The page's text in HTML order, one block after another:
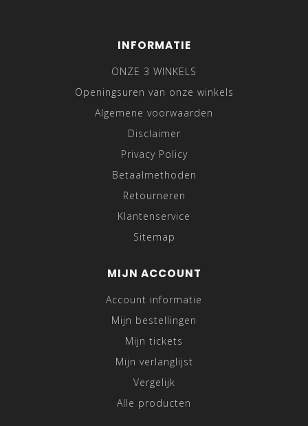
INFORMATIE
ONZE 3 WINKELS
Openingsuren van onze winkels
Algemene voorwaarden
Disclaimer
Privacy Policy
Betaalmethoden
Retourneren
Klantenservice
Sitemap
MIJN ACCOUNT
Account informatie
Mijn bestellingen
Mijn tickets
Mijn verlanglijst
Vergelijk
Alle producten